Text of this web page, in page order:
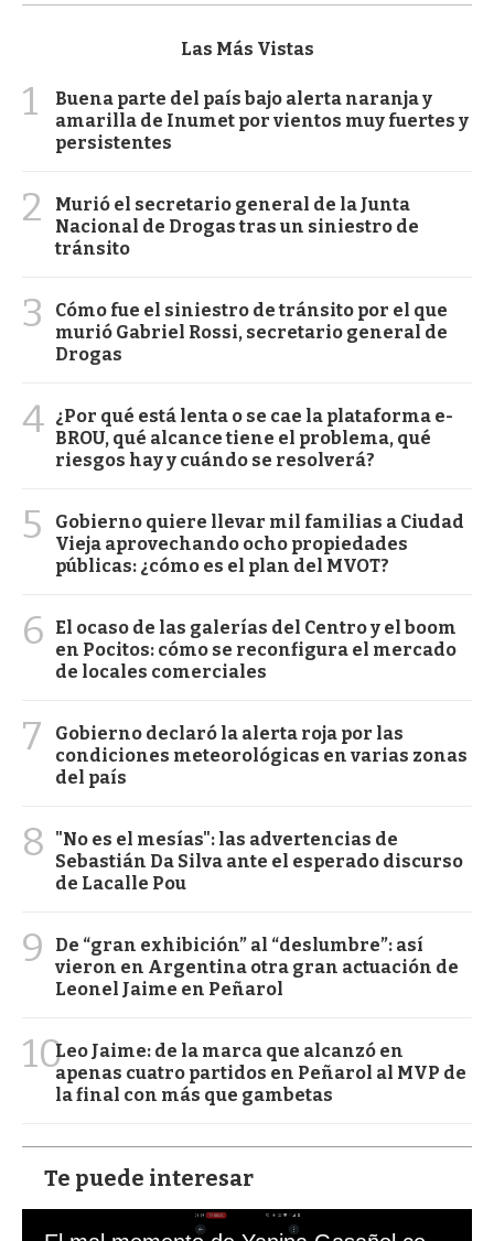
Las Más Vistas
1
Buena parte del país bajo alerta naranja y
amarilla de Inumet por vientos muy fuertes y
persistentes
2
Murió el secretario general de la Junta
Nacional de Drogas tras un siniestro de
tránsito
3
Cómo fue el siniestro de tránsito por el que
murió Gabriel Rossi, secretario general de
Drogas
4 ¿Por qué está lenta o se cae la plataforma e-
BROU, qué alcance tiene el problema, qué
riesgos hay y cuándo se resolverá?
5
Gobierno quiere llevar mil familias a Ciudad
Vieja aprovechando ocho propiedades
públicas: ¿cómo es el plan del MVOT?
6
El ocaso de las galerías del Centro y el boom
en Pocitos: cómo se reconfigura el mercado
de locales comerciales
7
Gobierno declaró la alerta roja por las
condiciones meteorológicas en varias zonas
del país
8
"No es el mesías": las advertencias de
Sebastián Da Silva ante el esperado discurso
de Lacalle Pou
9
De “gran exhibición” al “deslumbre”: así
vieron en Argentina otra gran actuación de
Leonel Jaime en Peñarol
10Leo Jaime: de la marca que alcanzó en
apenas cuatro partidos en Peñarol al MVP de
la final con más que gambetas
Te puede interesar